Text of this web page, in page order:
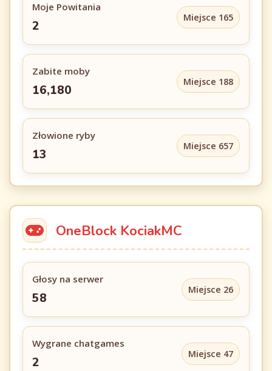
Moje Powitania
2
Miejsce 165
Zabite moby
16,180
Miejsce 188
Złowione ryby
13
Miejsce 657
OneBlock KociakMC
Głosy na serwer
58
Miejsce 26
Wygrane chatgames
2
Miejsce 47